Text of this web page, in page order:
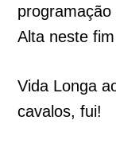
Alta neste
Vida Longa
cavalos, fui!